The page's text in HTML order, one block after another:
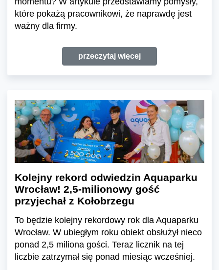
które pokażą pracownikowi, że naprawdę jest
ważny dla firmy.
przeczytaj więcej
Kolejny rekord odwiedzin Aquaparku
Wrocław! 2,5-milionowy gość
przyjechał z Kołobrzegu
To będzie kolejny rekordowy rok dla Aquaparku
Wrocław. W ubiegłym roku obiekt obsłużył nieco
ponad 2,5 miliona gości. Teraz licznik na tej
liczbie zatrzymał się ponad miesiąc wcześniej.